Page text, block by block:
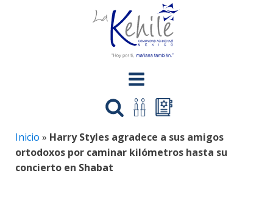
Inicio » Harry Styles agradece a sus amigos
ortodoxos por caminar kilómetros hasta su
concierto en Shabat